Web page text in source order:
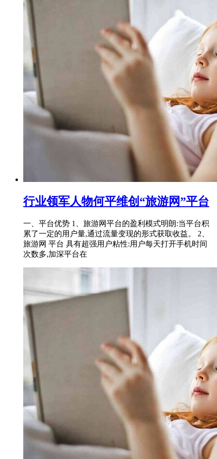
行业领军人物何平维创“旅游网”平台
一、平台优势 1、旅游网平台的盈利模式明朗:当平台积
累了一定的用户量,通过流量变现的形式获取收益。 2、
旅游网 平台 具有超强用户粘性:用户每天打开手机时间
次数多,加深平台在